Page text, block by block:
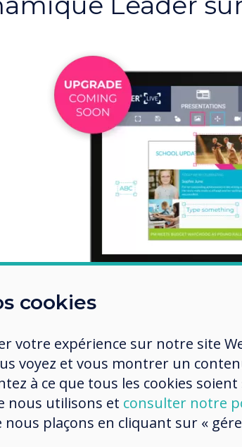
cookies
votre expérience sur notre site
voyez et vous montrer un
à ce que tous les cookies
nous utilisons et consulter notre
plaçons en cliquant sur «